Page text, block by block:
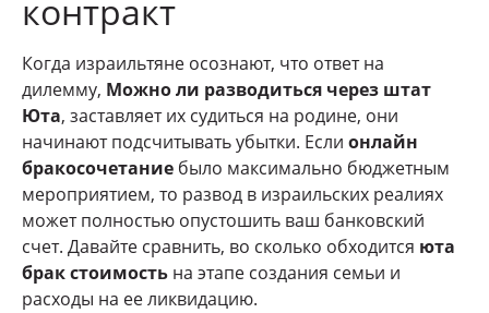
контракт
Когда израильтяне осознают, что ответ на
дилемму, Можно ли разводиться через штат
Юта, заставляет их судиться на родине, они
начинают подсчитывать убытки. Если онлайн
бракосочетание было максимально бюджетным
мероприятием, то развод в израильских реалиях
может полностью опустошить ваш банковский
счет. Давайте сравнить, во сколько обходится юта
брак стоимость на этапе создания семьи и
расходы на ее ликвидацию.